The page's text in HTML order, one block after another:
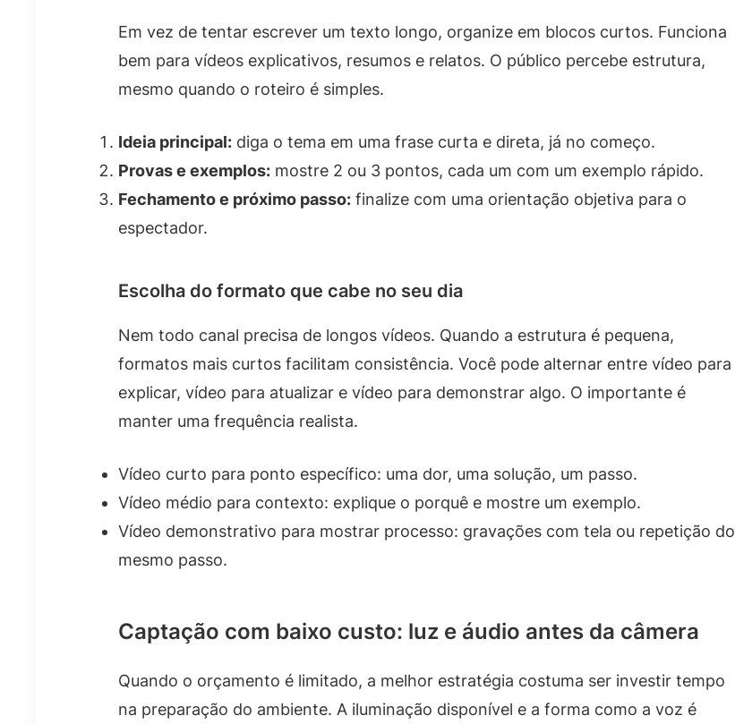
Em vez de tentar escrever um texto longo, organize em blocos curtos. Funciona
bem para vídeos explicativos, resumos e relatos. O público percebe estrutura,
mesmo quando o roteiro é simples.
Ideia principal: diga o tema em uma frase curta e direta, já no começo.
Provas e exemplos: mostre 2 ou 3 pontos, cada um com um exemplo rápido.
Fechamento e próximo passo: finalize com uma orientação objetiva para o
espectador.
Escolha do formato que cabe no seu dia
Nem todo canal precisa de longos vídeos. Quando a estrutura é pequena,
formatos mais curtos facilitam consistência. Você pode alternar entre vídeo para
explicar, vídeo para atualizar e vídeo para demonstrar algo. O importante é
manter uma frequência realista.
Vídeo curto para ponto específico: uma dor, uma solução, um passo.
Vídeo médio para contexto: explique o porquê e mostre um exemplo.
Vídeo demonstrativo para mostrar processo: gravações com tela ou repetição do
mesmo passo.
Captação com baixo custo: luz e áudio antes da câmera
Quando o orçamento é limitado, a melhor estratégia costuma ser investir tempo
na preparação do ambiente. A iluminação disponível e a forma como a voz é